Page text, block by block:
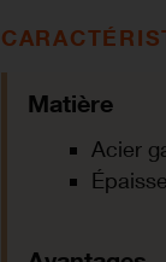
Matière
Acier